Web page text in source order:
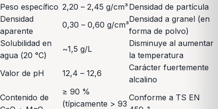
Peso específico 2,20 – 2,45 g/cm³ Densidad de partícula
Densidad
aparente
0,30 – 0,60 g/cm³
Densidad a granel (en
forma de polvo)
Solubilidad en
agua (20 °C)
~1,5 g/L
Disminuye al aumentar
la temperatura
Valor de pH
12,4 – 12,6
Carácter fuertemente
alcalino
Contenido de
≥ 90 %
(típicamente > 93
Conforme a TS EN